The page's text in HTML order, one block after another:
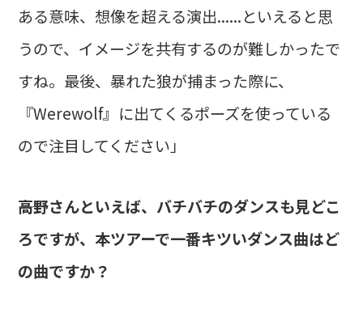
ある意味、想像を超える演出......といえると思
うので、イメージを共有するのが難しかったで
すね。最後、暴れた狼が捕まった際に、
『Werewolf』に出てくるポーズを使っている
ので注目してください」
――高野さんといえば、バチバチのダンスも見どこ
ろですが、本ツアーで一番キツいダンス曲はど
の曲ですか？